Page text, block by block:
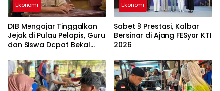
Ekonomi
DIB Mengajar Tinggalkan
Jejak di Pulau Pelapis, Guru
dan Siswa Dapat Bekal
Ekonomi
Sabet 8 Prestasi, Kalbar
Bersinar di Ajang FESyar KTI
2026